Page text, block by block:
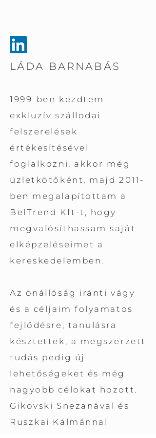
LÁDA BARNABÁS
1999-ben kezdtem
exkluzív szállodai
felszerelések
értékesítésével
foglalkozni, akkor még
üzletkötőként, majd 2011-
ben megalapítottam a
BelTrend Kft-t, hogy
megvalósíthassam saját
elképzeléseimet a
kereskedelemben.
Az önállóság iránti vágy
és a céljaim folyamatos
fejlődésre, tanulásra
késztettek, a megszerzett
tudás pedig új
lehetőségeket és még
nagyobb célokat hozott.
Gikovski Snezanával és
Ruszkai Kálmánnal